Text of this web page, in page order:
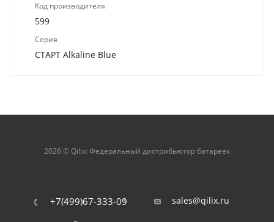
Код производителя
599
Серия
СТАРТ Alkaline Blue
2026 © Qilix: Федеральный дистрибьютор батареек
+7(499)67-333-09 sales@qilix.ru